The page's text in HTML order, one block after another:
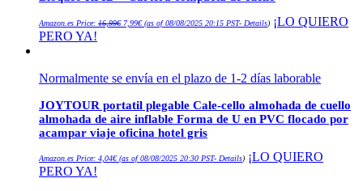
Amazon.es Price: 16,99€precio
7,99€precio
(as of 08/08/2025 20:15 PST- Details) ¡LO QUIERO
PERO YA!
Normalmente se envía en el plazo de 1-2 días laborable
JOYTOUR portatil plegable Cale-cello almohada de cuello
almohada de aire inflable Forma de U en PVC flocado por
acampar viaje oficina hotel gris
Amazon.es Price: 4,04€(as of 08/08/2025 20:30 PST- Details) ¡LO QUIERO
PERO YA!